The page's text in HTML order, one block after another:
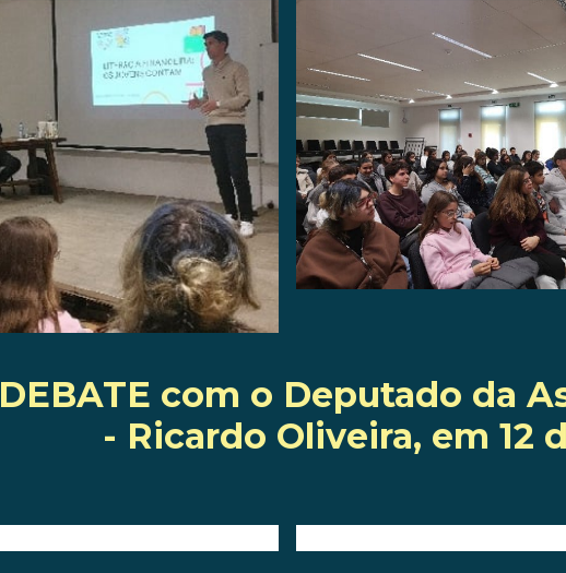
DEBATE com o Deputado da
- Ricardo Oliveira, em 12